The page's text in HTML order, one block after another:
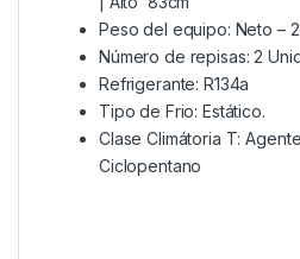
Peso del equipo: Neto –
Número de repisas: 2
Refrigerante: R134a
Tipo de Frio: Estático.
Clase Climátoria T:
Ciclopentano